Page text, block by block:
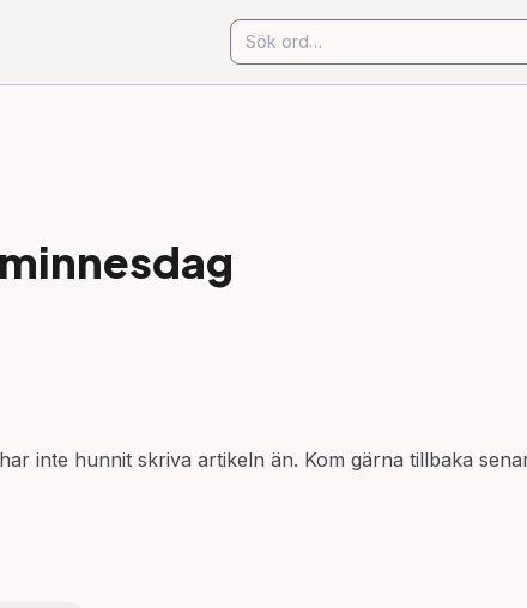
minnesdag
inte hunnit skriva artikeln än. Kom gärna tillbaka